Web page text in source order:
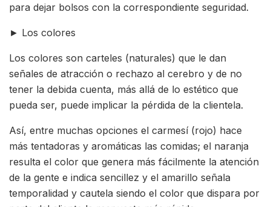
para dejar bolsos con la correspondiente seguridad.
► Los colores
Los colores son carteles (naturales) que le dan
señales de atracción o rechazo al cerebro y de no
tener la debida cuenta, más allá de lo estético que
pueda ser, puede implicar la pérdida de la clientela.
Así, entre muchas opciones el carmesí (rojo) hace
más tentadoras y aromáticas las comidas; el naranja
resulta el color que genera más fácilmente la atención
de la gente e indica sencillez y el amarillo señala
temporalidad y cautela siendo el color que dispara por